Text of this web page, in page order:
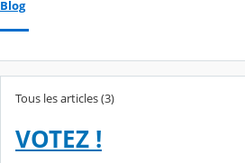
Blog
Tous les articles (3)
VOTEZ !